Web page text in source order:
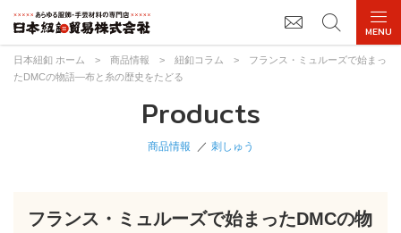
日本紐釦 ホーム > 商品情報 > 紐釦コラム >
フランス・ミュルーズで始まっ
たDMCの物語―布と糸の歴史をたどる
Products
商品情報 刺しゅう
フランス・ミュルーズで始まったDMCの物